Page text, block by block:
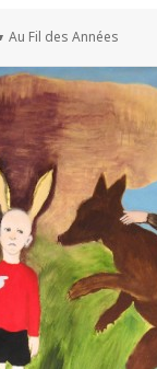
Catégories
Au Fil des Années